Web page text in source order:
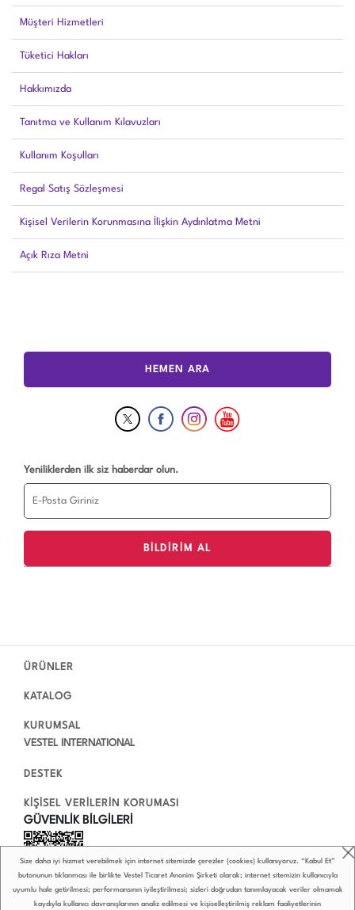
Müşteri Hizmetleri
Tüketici Hakları
Hakkımızda
Tanıtma ve Kullanım Kılavuzları
Kullanım Koşulları
Regal Satış Sözleşmesi
Kişisel Verilerin Korunmasına İlişkin Aydınlatma Metni
Açık Rıza Metni
Size daha iyi hizmet verebilmek için internet sitemizde çerezler (cookies) kullanıyoruz. “Kabul Et”
butonunun tıklanması ile birlikte Vestel Ticaret Anonim Şirketi olarak; internet sitemizin kullanıcıyla
uyumlu hale getirilmesi; performansının iyileştirilmesi; sizleri doğrudan tanımlayacak veriler olmamak
kaydıyla kullanıcı davranışlarının analiz edilmesi ve kişiselleştirilmiş reklam faaliyetlerinin
HEMEN ARA
Yeniliklerden ilk siz haberdar olun.
ÜRÜNLER
KATALOG
KURUMSAL
VESTEL INTERNATIONAL
DESTEK
KİŞİSEL VERİLERİN KORUMASI
GÜVENLİK BİLGİLERİ